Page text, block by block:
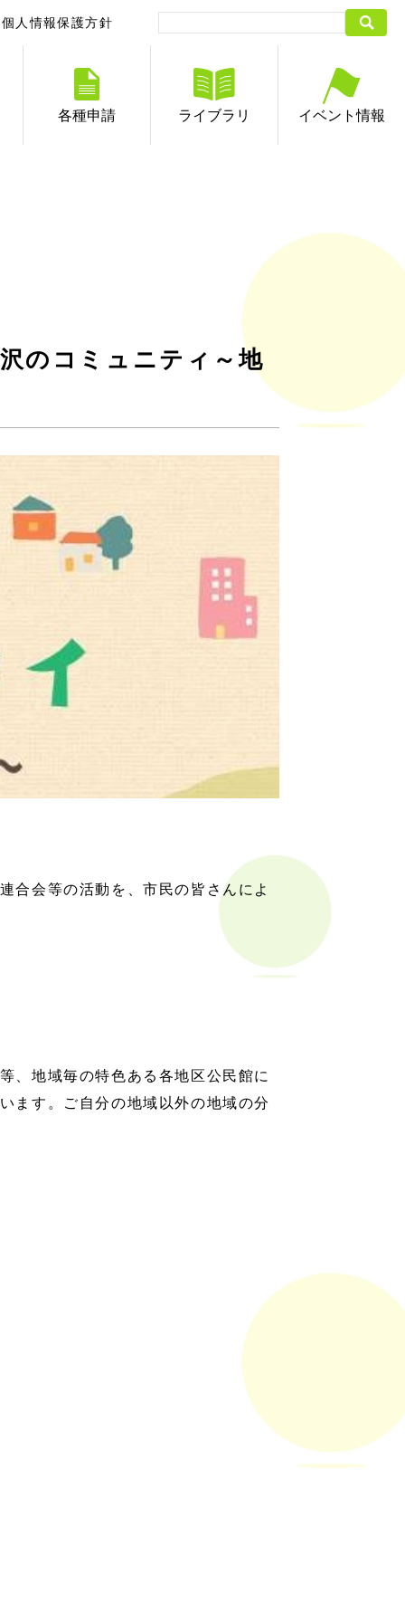
個人情報保護方針
各種申請 ライブラリ イベント情報
のコミュニティ～地
合会等の活動を、市民の皆さんによ
、地域毎の特色ある各地区公民館に
ます。ご自分の地域以外の地域の分